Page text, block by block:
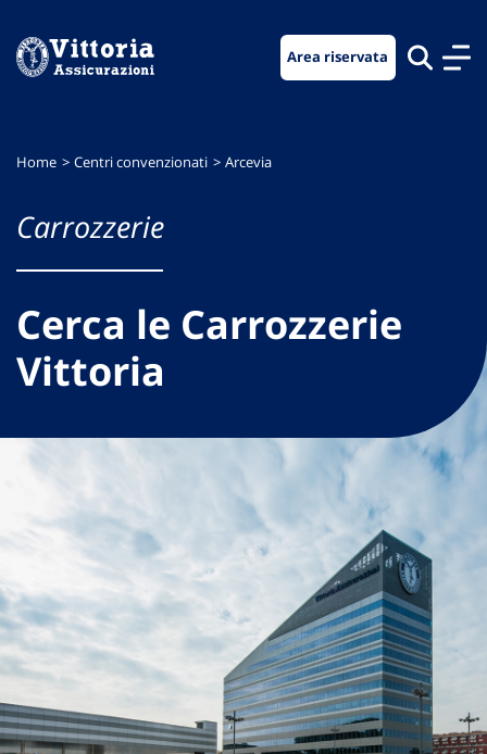
menu
contenuto
footer
Area riservata
Home Centri convenzionati Arcevia
Carrozzerie
Cerca le Carrozzerie
Vittoria